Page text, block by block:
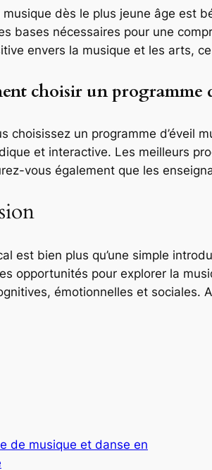
dès le plus jeune âge est
bases nécessaires pour une
envers la musique et les arts,
choisir un programme
choisissez un programme d’éveil
et interactive. Les meilleurs
vous également que les
est bien plus qu’une simple
opportunités pour explorer la
émotionnelles et sociales.
de musique et danse en